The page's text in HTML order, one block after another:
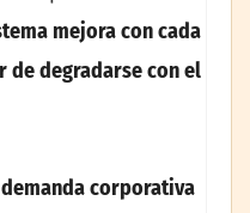
mejora con cada
de degradarse con el
corporativa